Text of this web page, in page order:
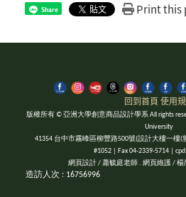
Share Print this
回到首頁 使用
版權所有 © 亞洲大學創意商品設計學系 All rights
University
41354 台中市霧峰區柳豐路500號(設計大樓一樓(
#1052 | Fax 04-2339-5714 |
網頁設計 / 蕭毓庭老師 . 網頁維護 / 楊
造訪人次 : 16756996